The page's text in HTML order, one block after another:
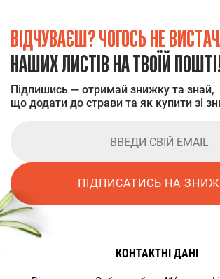
ВІДЧУВАЄШ? ЧОГОСЬ НЕ
НАШИХ ЛИСТІВ НА ТВОЇЙ ПОШТІ!
Підпишись — отримай знижку та знай,
що додати до страви та як купити зі
ПІДПИСАТИСЬ НА
КОНТАКТНІ ДАНІ